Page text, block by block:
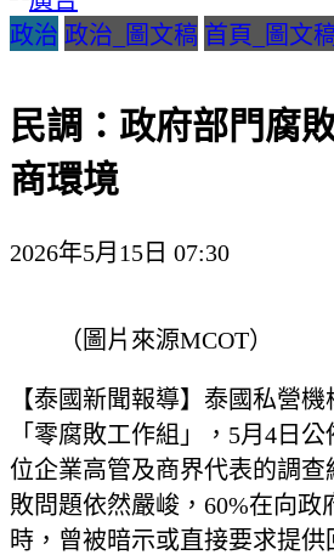
政治 政治_圖文稿 首頁_圖文
民調：政府部門腐
商環境
2026年5月15日 07:30
（圖片來源MCOT）
【泰國新聞報導】泰國私營
「零腐敗工作組」，5月4日
位企業高管及商界代表的調
敗問題依然嚴峻，60%在向政
時，曾被暗示或直接要求提